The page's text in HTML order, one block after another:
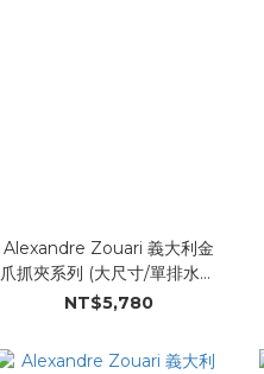
Alexandre Zouari 義大利金
爪抓夾系列 (大尺寸/單排水晶
#20015_GG)
NT$5,780